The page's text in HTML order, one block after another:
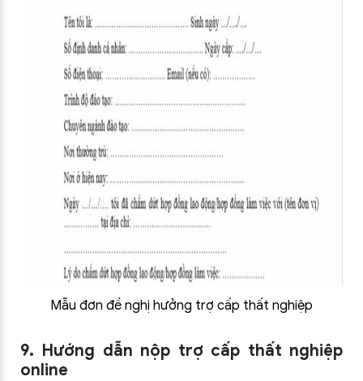
Mẫu đơn đề nghị hưởng trợ cấp thất nghiệp
9. Hướng dẫn nộp trợ cấp thất nghiệp
online